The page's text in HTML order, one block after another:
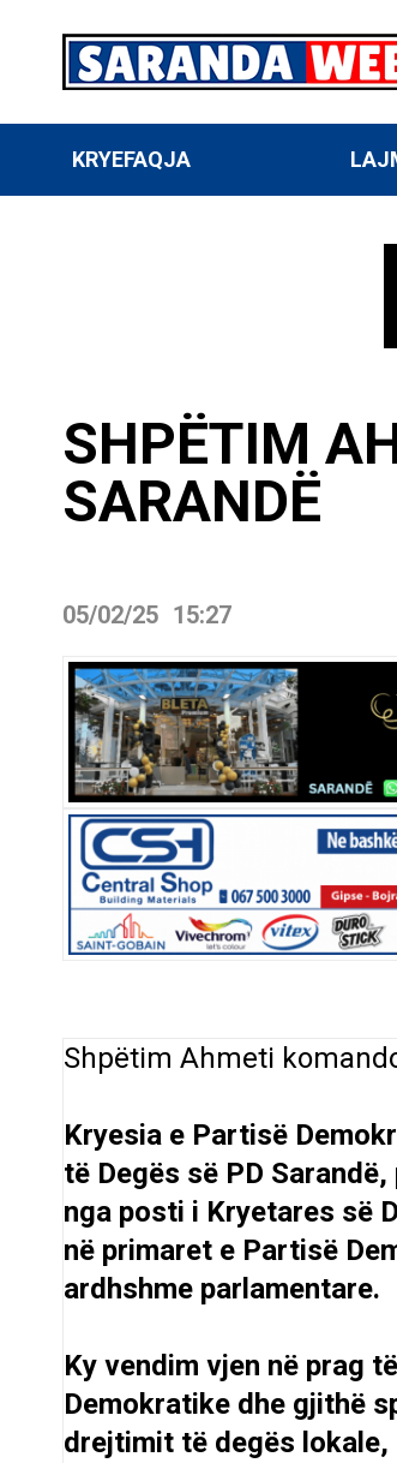
KRYEFAQJA
SHPËTIM
SARANDË
05/02/25 15:27
Shpëtim Ahmeti
Kryesia e Partisë
të Degës së PD
nga posti i Kryetares së
në primaret e Partisë
ardhshme parlamentare.
Ky vendim vjen në prag
Demokratike dhe gjithë
drejtimit të degës lokale,